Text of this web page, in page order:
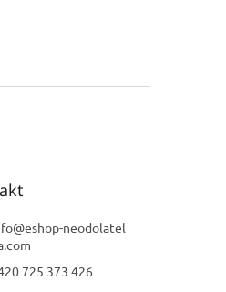
@eshop-neodolatel
725 373 426